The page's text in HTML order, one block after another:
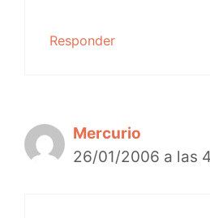
Responder
Mercurio
26/01/2006 a las